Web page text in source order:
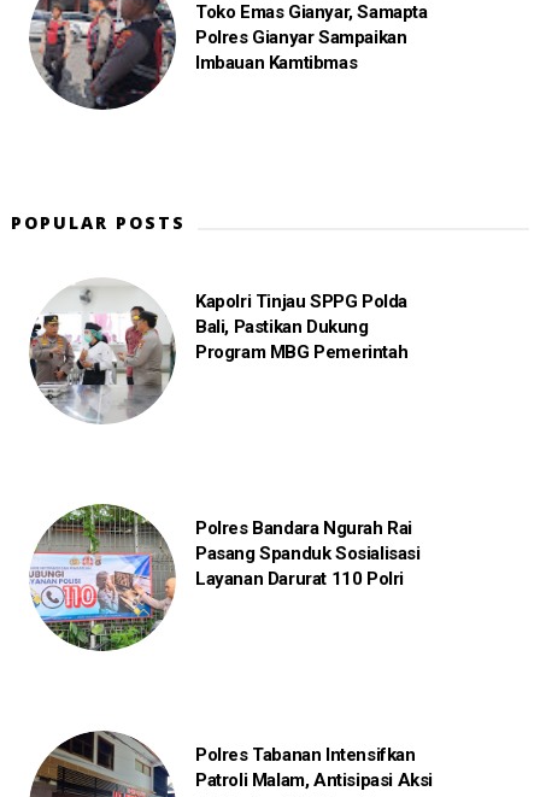
Toko Emas Gianyar, Samapta
Polres Gianyar Sampaikan
Imbauan Kamtibmas
POPULAR POSTS
Kapolri Tinjau SPPG Polda
Bali, Pastikan Dukung
Program MBG Pemerintah
Polres Bandara Ngurah Rai
Pasang Spanduk Sosialisasi
Layanan Darurat 110 Polri
Polres Tabanan Intensifkan
Patroli Malam, Antisipasi Aksi